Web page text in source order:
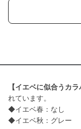
【イエベに似合うカラ
れています。
◆イエベ春：なし
◆イエベ秋：グレー